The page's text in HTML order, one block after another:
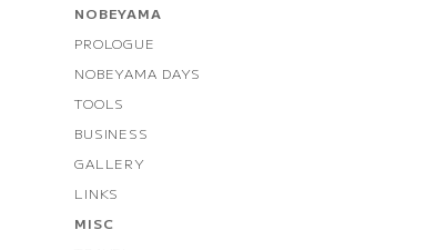
NOBEYAMA
PROLOGUE
NOBEYAMA DAYS
TOOLS
BUSINESS
GALLERY
LINKS
MISC